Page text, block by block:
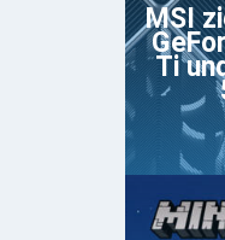
MSI
Ti